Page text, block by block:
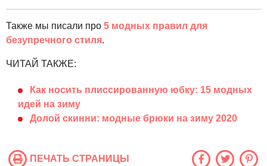
Также мы писали про 5 модных правил для
безупречного стиля.
ЧИТАЙ ТАКЖЕ:
Как носить плиссированную юбку: 15 модных
идей на зиму
Долой скинни: модные брюки на зиму 2020
ПЕЧАТЬ СТРАНИЦЫ